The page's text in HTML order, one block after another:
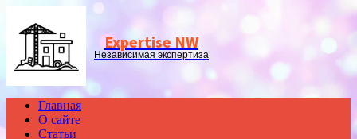
Expertise NW
Независимая экспертиза
Главная
О сайте
Статьи